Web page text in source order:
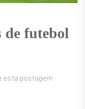
de futebol
esta postagem